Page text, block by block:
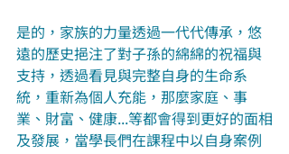
是的，家族的力量透過一代代傳承，悠
遠的歷史挹注了對子孫的綿綿的祝福與
支持，透過看見與完整自身的生命系
統，重新為個人充能，那麼家庭、事
業、財富、健康...等都會得到更好的面相
及發展，當學長們在課程中以自身案例